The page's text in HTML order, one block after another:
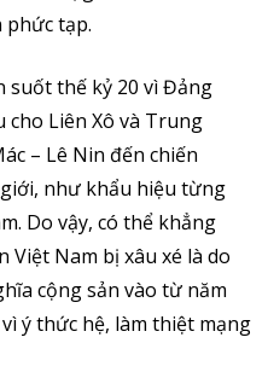
tạp.
suốt thế kỷ 20 vì Đảng
cho Liên Xô và Trung
– Lê Nin đến chiến
như khẩu hiệu từng
Do vậy, có thể khẳng
Nam bị xâu xé là do
cộng sản vào từ năm
ý thức hệ, làm thiệt mạng